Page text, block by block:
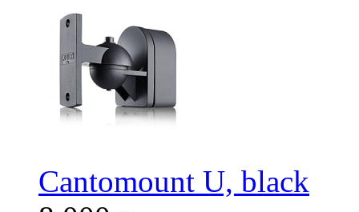
Cantomount U, black